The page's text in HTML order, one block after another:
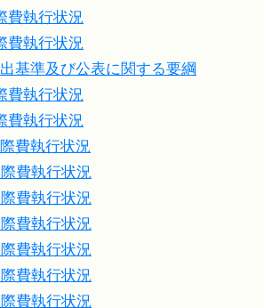
費執行状況
費執行状況
基準及び公表に関する要綱
費執行状況
費執行状況
費執行状況
費執行状況
費執行状況
費執行状況
費執行状況
費執行状況
費執行状況